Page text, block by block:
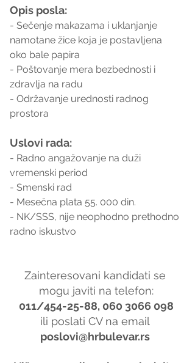
Opis posla:
- Sečenje makazama i uklanjanje
namotane žice koja je postavljena
oko bale papira
- Poštovanje mera bezbednosti i
zdravlja na radu
- Održavanje urednosti radnog
prostora
Uslovi rada:
- Radno angažovanje na duži
vremenski period
- Smenski rad
- Mesečna plata 55. 000 din.
- NK/SSS, nije neophodno prethodno
radno iskustvo
Zainteresovani kandidati se
mogu javiti na telefon:
011/454-25-88, 060 3066 098
ili poslati CV na email
poslovi@hrbulevar.rs